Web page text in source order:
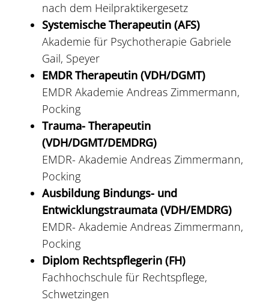
nach dem Heilpraktikergesetz
Systemische Therapeutin (AFS)
Akademie für Psychotherapie Gabriele
Gail, Speyer
EMDR Therapeutin (VDH/DGMT)
EMDR Akademie Andreas Zimmermann,
Pocking
Trauma- Therapeutin
(VDH/DGMT/DEMDRG)
EMDR- Akademie Andreas Zimmermann,
Pocking
Ausbildung Bindungs- und
Entwicklungstraumata (VDH/EMDRG)
EMDR- Akademie Andreas Zimmermann,
Pocking
Diplom Rechtspflegerin (FH)
Fachhochschule für Rechtspflege,
Schwetzingen